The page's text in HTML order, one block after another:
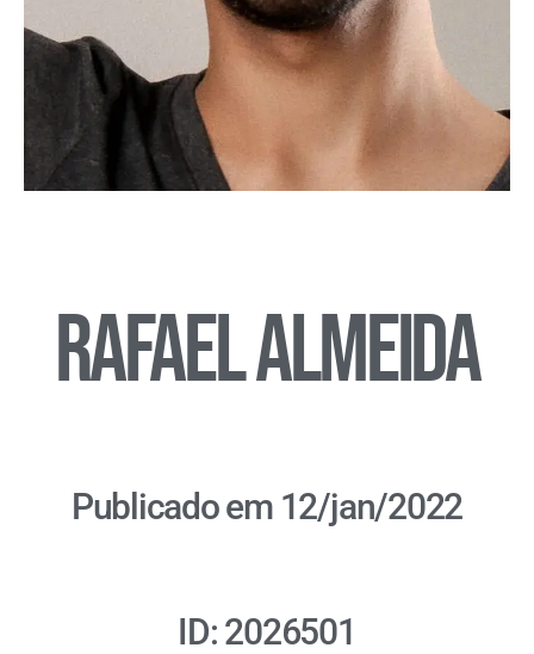
Rafael Almeida
Publicado em 12/jan/2022
ID: 2026501